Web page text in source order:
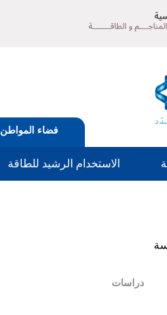
Tabs
menu
فضاء المواطن
الاستخدام الرشيد للطاقة
دراسات
35 %